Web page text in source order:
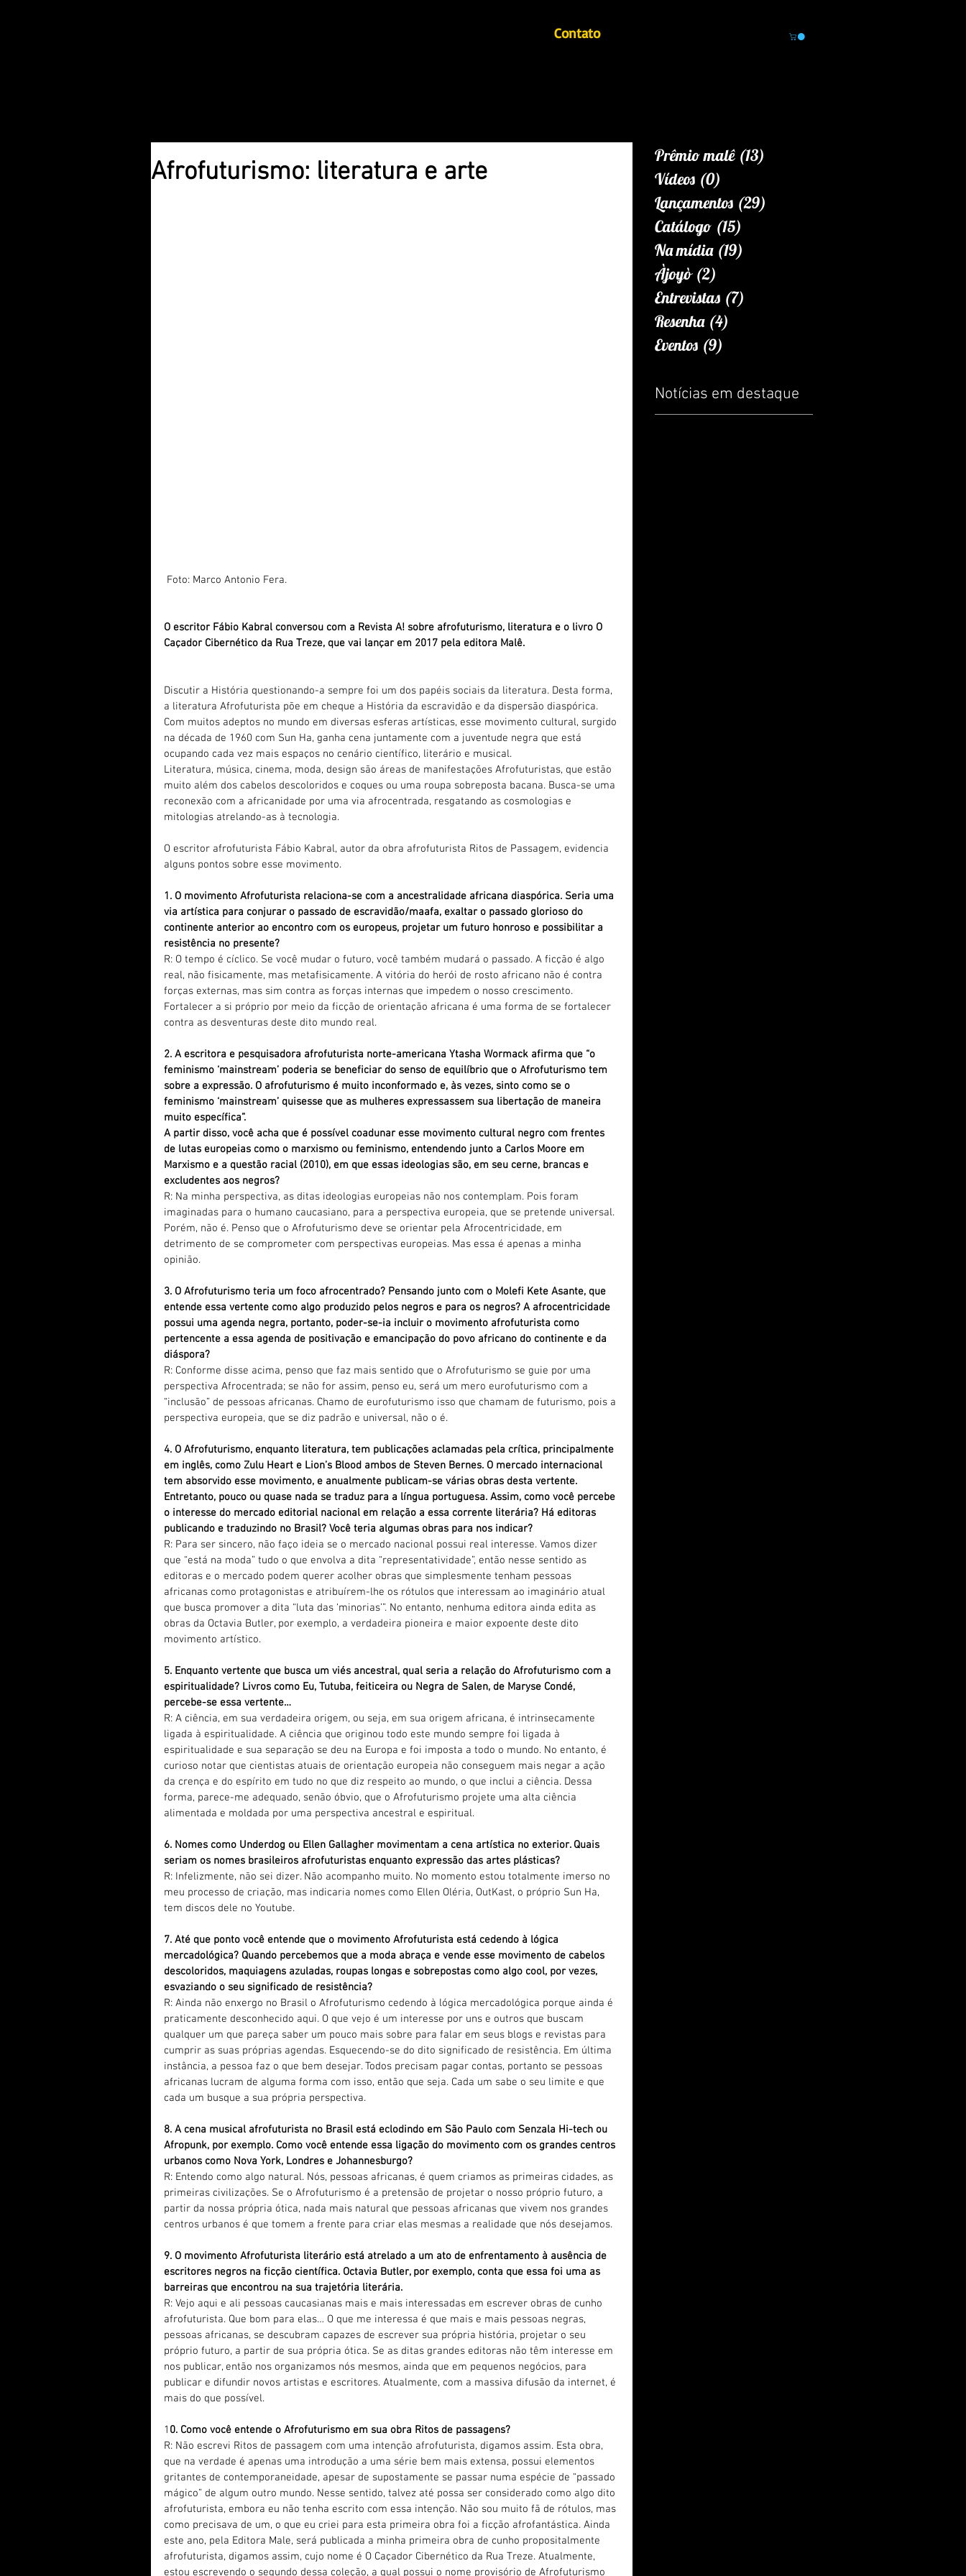
Contato
Afrofuturismo: literatura e arte
Foto: Marco Antonio Fera.
O escritor Fábio Kabral conversou com a Revista A! sobre afrofuturismo, literatura e o livro O
Caçador Cibernético da Rua Treze, que vai lançar em 2017 pela editora Malê.
Discutir a História questionando-a sempre foi um dos papéis sociais da literatura. Desta forma,
a literatura Afrofuturista põe em cheque a História da escravidão e da dispersão diaspórica.
Com muitos adeptos no mundo em diversas esferas artísticas, esse movimento cultural, surgido
na década de 1960 com Sun Ha, ganha cena juntamente com a juventude negra que está
ocupando cada vez mais espaços no cenário científico, literário e musical.
Literatura, música, cinema, moda, design são áreas de manifestações Afrofuturistas, que estão
muito além dos cabelos descoloridos e coques ou uma roupa sobreposta bacana. Busca-se uma
reconexão com a africanidade por uma via afrocentrada, resgatando as cosmologias e
mitologias atrelando-as à tecnologia.
O escritor afrofuturista Fábio Kabral, autor da obra afrofuturista Ritos de Passagem, evidencia
alguns pontos sobre esse movimento.
1. O movimento Afrofuturista relaciona-se com a ancestralidade africana diaspórica. Seria uma
via artística para conjurar o passado de escravidão/maafa, exaltar o passado glorioso do
continente anterior ao encontro com os europeus, projetar um futuro honroso e possibilitar a
resistência no presente?
R: O tempo é cíclico. Se você mudar o futuro, você também mudará o passado. A ficção é algo
real, não fisicamente, mas metafisicamente. A vitória do herói de rosto africano não é contra
forças externas, mas sim contra as forças internas que impedem o nosso crescimento.
Fortalecer a si próprio por meio da ficção de orientação africana é uma forma de se fortalecer
contra as desventuras deste dito mundo real.
2. A escritora e pesquisadora afrofuturista norte-americana Ytasha Wormack afirma que “o
feminismo ‘mainstream’ poderia se beneficiar do senso de equilíbrio que o Afrofuturismo tem
sobre a expressão. O afrofuturismo é muito inconformado e, às vezes, sinto como se o
feminismo ‘mainstream’ quisesse que as mulheres expressassem sua libertação de maneira
muito específica”.
A partir disso, você acha que é possível coadunar esse movimento cultural negro com frentes
de lutas europeias como o marxismo ou feminismo, entendendo junto a Carlos Moore em
Marxismo e a questão racial (2010), em que essas ideologias são, em seu cerne, brancas e
excludentes aos negros?
R: Na minha perspectiva, as ditas ideologias europeias não nos contemplam. Pois foram
imaginadas para o humano caucasiano, para a perspectiva europeia, que se pretende universal.
Porém, não é. Penso que o Afrofuturismo deve se orientar pela Afrocentricidade, em
detrimento de se comprometer com perspectivas europeias. Mas essa é apenas a minha
opinião.
3. O Afrofuturismo teria um foco afrocentrado? Pensando junto com o Molefi Kete Asante, que
entende essa vertente como algo produzido pelos negros e para os negros? A afrocentricidade
possui uma agenda negra, portanto, poder-se-ia incluir o movimento afrofuturista como
pertencente a essa agenda de positivação e emancipação do povo africano do continente e da
diáspora?
R: Conforme disse acima, penso que faz mais sentido que o Afrofuturismo se guie por uma
perspectiva Afrocentrada; se não for assim, penso eu, será um mero eurofuturismo com a
“inclusão” de pessoas africanas. Chamo de eurofuturismo isso que chamam de futurismo, pois a
perspectiva europeia, que se diz padrão e universal, não o é.
4. O Afrofuturismo, enquanto literatura, tem publicações aclamadas pela crítica, principalmente
em inglês, como Zulu Heart e Lion’s Blood ambos de Steven Bernes. O mercado internacional
tem absorvido esse movimento, e anualmente publicam-se várias obras desta vertente.
Entretanto, pouco ou quase nada se traduz para a língua portuguesa. Assim, como você percebe
o interesse do mercado editorial nacional em relação a essa corrente literária? Há editoras
publicando e traduzindo no Brasil? Você teria algumas obras para nos indicar?
R: Para ser sincero, não faço ideia se o mercado nacional possui real interesse. Vamos dizer
que “está na moda” tudo o que envolva a dita “representatividade”, então nesse sentido as
editoras e o mercado podem querer acolher obras que simplesmente tenham pessoas
africanas como protagonistas e atribuírem-lhe os rótulos que interessam ao imaginário atual
que busca promover a dita “luta das ‘minorias’”. No entanto, nenhuma editora ainda edita as
obras da Octavia Butler, por exemplo, a verdadeira pioneira e maior expoente deste dito
movimento artístico.
5. Enquanto vertente que busca um viés ancestral, qual seria a relação do Afrofuturismo com a
espiritualidade? Livros como Eu, Tutuba, feiticeira ou Negra de Salen, de Maryse Condé,
percebe-se essa vertente…
R: A ciência, em sua verdadeira origem, ou seja, em sua origem africana, é intrinsecamente
ligada à espiritualidade. A ciência que originou todo este mundo sempre foi ligada à
espiritualidade e sua separação se deu na Europa e foi imposta a todo o mundo. No entanto, é
curioso notar que cientistas atuais de orientação europeia não conseguem mais negar a ação
da crença e do espírito em tudo no que diz respeito ao mundo, o que inclui a ciência. Dessa
forma, parece-me adequado, senão óbvio, que o Afrofuturismo projete uma alta ciência
alimentada e moldada por uma perspectiva ancestral e espiritual.
6. Nomes como Underdog ou Ellen Gallagher movimentam a cena artística no exterior. Quais
seriam os nomes brasileiros afrofuturistas enquanto expressão das artes plásticas?
R: Infelizmente, não sei dizer. Não acompanho muito. No momento estou totalmente imerso no
meu processo de criação, mas indicaria nomes como Ellen Oléria, OutKast, o próprio Sun Ha,
tem discos dele no Youtube.
7. Até que ponto você entende que o movimento Afrofuturista está cedendo à lógica
mercadológica? Quando percebemos que a moda abraça e vende esse movimento de cabelos
descoloridos, maquiagens azuladas, roupas longas e sobrepostas como algo cool, por vezes,
esvaziando o seu significado de resistência?
R: Ainda não enxergo no Brasil o Afrofuturismo cedendo à lógica mercadológica porque ainda é
praticamente desconhecido aqui. O que vejo é um interesse por uns e outros que buscam
qualquer um que pareça saber um pouco mais sobre para falar em seus blogs e revistas para
cumprir as suas próprias agendas. Esquecendo-se do dito significado de resistência. Em última
instância, a pessoa faz o que bem desejar. Todos precisam pagar contas, portanto se pessoas
africanas lucram de alguma forma com isso, então que seja. Cada um sabe o seu limite e que
cada um busque a sua própria perspectiva.
8. A cena musical afrofuturista no Brasil está eclodindo em São Paulo com Senzala Hi-tech ou
Afropunk, por exemplo. Como você entende essa ligação do movimento com os grandes centros
urbanos como Nova York, Londres e Johannesburgo?
R: Entendo como algo natural. Nós, pessoas africanas, é quem criamos as primeiras cidades, as
primeiras civilizações. Se o Afrofuturismo é a pretensão de projetar o nosso próprio futuro, a
partir da nossa própria ótica, nada mais natural que pessoas africanas que vivem nos grandes
centros urbanos é que tomem a frente para criar elas mesmas a realidade que nós desejamos.
9. O movimento Afrofuturista literário está atrelado a um ato de enfrentamento à ausência de
escritores negros na ficção científica. Octavia Butler, por exemplo, conta que essa foi uma as
barreiras que encontrou na sua trajetória literária.
R: Vejo aqui e ali pessoas caucasianas mais e mais interessadas em escrever obras de cunho
afrofuturista. Que bom para elas… O que me interessa é que mais e mais pessoas negras,
pessoas africanas, se descubram capazes de escrever sua própria história, projetar o seu
próprio futuro, a partir de sua própria ótica. Se as ditas grandes editoras não têm interesse em
nos publicar, então nos organizamos nós mesmos, ainda que em pequenos negócios, para
publicar e difundir novos artistas e escritores. Atualmente, com a massiva difusão da internet, é
mais do que possível.
1 0. Como você entende o Afrofuturismo em sua obra Ritos de passagens?
R: Não escrevi Ritos de passagem com uma intenção afrofuturista, digamos assim. Esta obra,
que na verdade é apenas uma introdução a uma série bem mais extensa, possui elementos
gritantes de contemporaneidade, apesar de supostamente se passar numa espécie de “passado
mágico” de algum outro mundo. Nesse sentido, talvez até possa ser considerado como algo dito
afrofuturista, embora eu não tenha escrito com essa intenção. Não sou muito fã de rótulos, mas
como precisava de um, o que eu criei para esta primeira obra foi a ficção afrofantástica. Ainda
este ano, pela Editora Male, será publicada a minha primeira obra de cunho propositalmente
afrofuturista, digamos assim, cujo nome é O Caçador Cibernético da Rua Treze. Atualmente,
estou escrevendo o segundo dessa coleção, a qual possui o nome provisório de Afrofuturismo
Prêmio malê (13)
Vídeos (0)
Lançamentos (29)
Catálogo (15)
Na mídia (19)
Àjoyò (2)
Entrevistas (7)
Resenha (4)
Eventos (9)
Notícias em destaque